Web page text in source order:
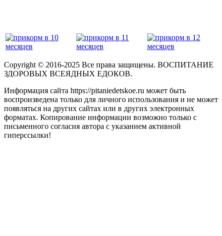
Copyright © 2016-2025 Все права защищены. ВОСПИТАНИЕ
ЗДОРОВЫХ ВСЕЯДНЫХ ЕДОКОВ.
Информация сайта https://pitaniedetskoe.ru может быть
воспроизведена только для личного использования и не может
появляться на других сайтах или в других электронных
форматах. Копирование информации возможно только с
письменного согласия автора с указанием активной
гиперссылки!